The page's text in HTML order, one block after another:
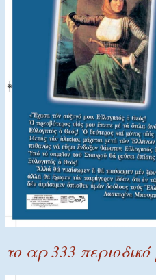
το αρ 333